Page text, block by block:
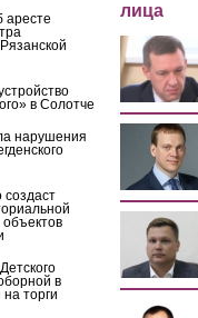
аресте
в Солотче
нарушения
создаст
в
торги
лица